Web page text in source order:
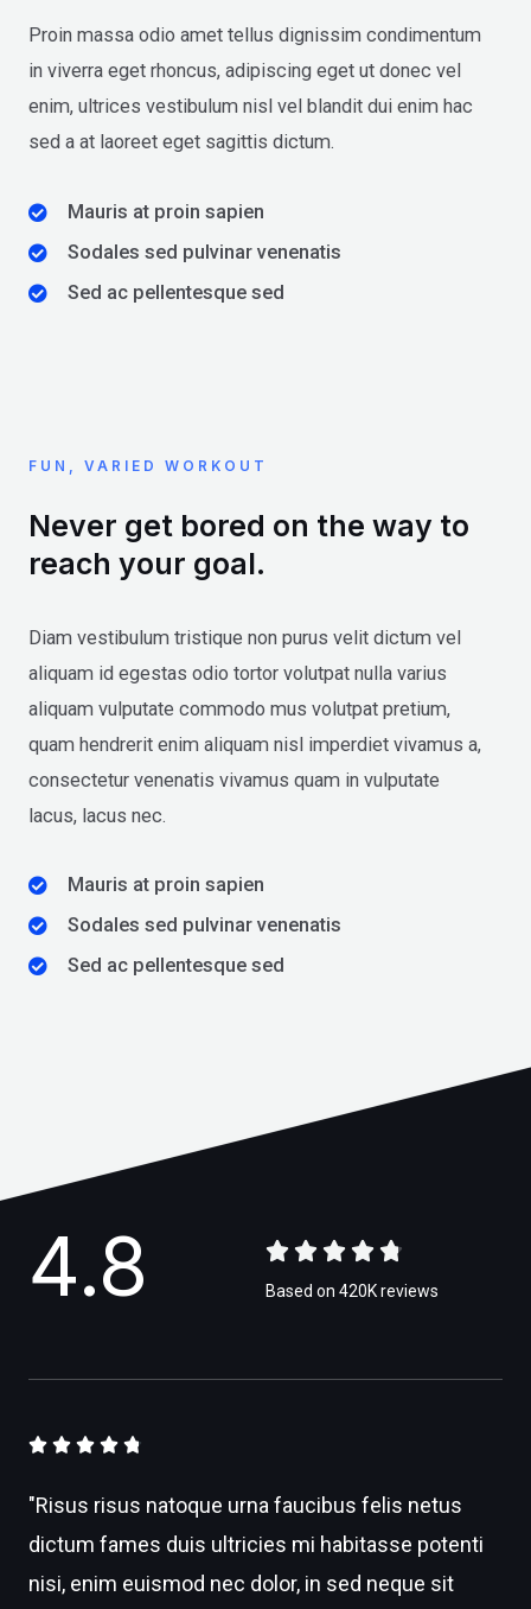
Proin massa odio amet tellus dignissim condimentum
in viverra eget rhoncus, adipiscing eget ut donec vel
enim, ultrices vestibulum nisl vel blandit dui enim hac
sed a at laoreet eget sagittis dictum.
Mauris at proin sapien
Sodales sed pulvinar venenatis
Sed ac pellentesque sed
FUN, VARIED WORKOUT
Never get bored on the way to
reach your goal.
Diam vestibulum tristique non purus velit dictum vel
aliquam id egestas odio tortor volutpat nulla varius
aliquam vulputate commodo mus volutpat pretium,
quam hendrerit enim aliquam nisl imperdiet vivamus a,
consectetur venenatis vivamus quam in vulputate
lacus, lacus nec.
Mauris at proin sapien
Sodales sed pulvinar venenatis
Sed ac pellentesque sed
4.8     
.
/
Based on 420K reviews
    
8
/
5
"Risus risus natoque urna faucibus felis netus
dictum fames duis ultricies mi habitasse potenti
nisi, enim euismod nec dolor, in sed neque sit